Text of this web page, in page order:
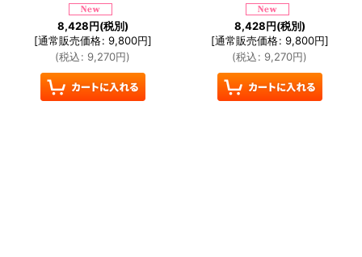
8,428円(税別)
[通常販売価格: 9,800円]
(税込: 9,270円)
8,428円(税別)
[通常販売価格: 9,800円]
(税込: 9,270円)